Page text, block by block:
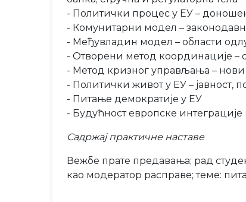
- Политички процес у ЕУ –
- Комунитарни модел –
- Међувладин модел – области
- Отворени метод координације –
- Метод кризног управљања –
- Политички живот у ЕУ – јавност,
- Питање демократије у ЕУ
- Будућност европске
Садржај практичне наставе
Вежбе прате предавања; рад
као модератор расправе; теме: